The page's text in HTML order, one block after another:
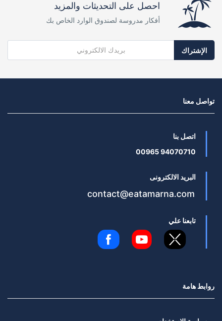
احصل على التحديثات والمزيد
أفكار مدروسة لصندوق الوارد الخاص بك
الإشتراك
تواصل معنا
اتصل بنا
94070710 00965
البريد الالكترونى
contact@eatamarna.com
تابعنا علي
روابط هامة